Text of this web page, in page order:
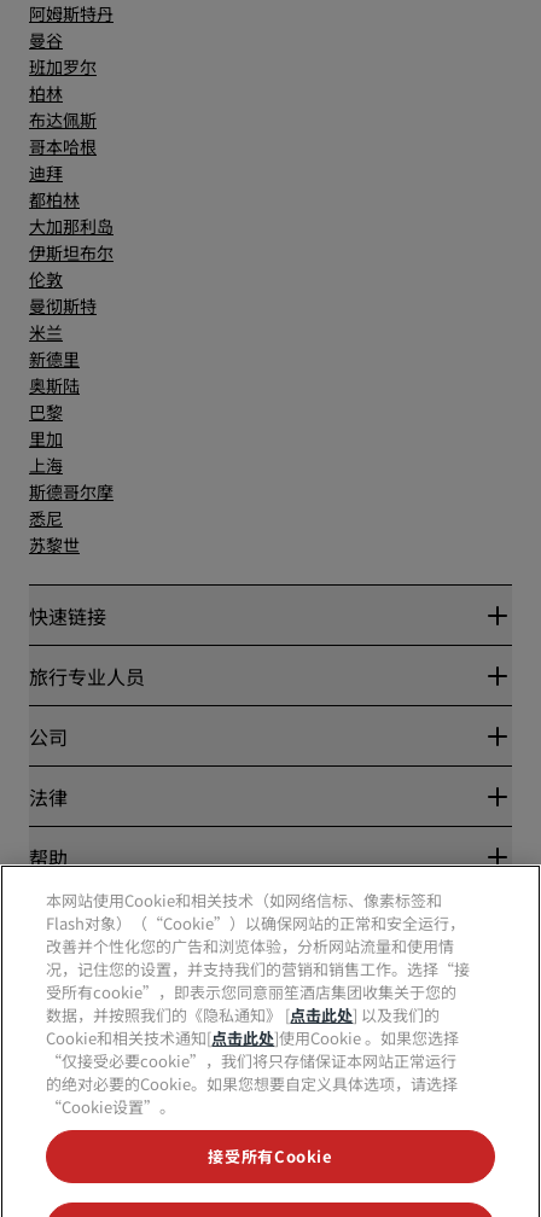
阿姆斯特丹
曼谷
班加罗尔
柏林
布达佩斯
哥本哈根
迪拜
都柏林
大加那利岛
伊斯坦布尔
伦敦
曼彻斯特
米兰
新德里
奥斯陆
巴黎
里加
上海
斯德哥尔摩
悉尼
苏黎世
快速链接
丽赏会
Blog
目的地
丽笙酒店集团APP
体育认证酒店
家庭友好型酒店
旅行专业人员
合作伙伴
公司
丽笙酒店集团
工作机会 RHG
工作机会 PPHE
工作机会 EHL
The Club by RHG
发展机会
责任经营
采购
法律
隐私中心
丽赏会条款和条件
网站使用协议
数字无障碍
现代奴隶制声明
帮助
消费者警示
联系方式
常见问题
网站地图
社交媒体
丽笙酒店集团品牌
不再错失我们最受欢迎的酒店优惠
本网站使用Cookie和相关技术（如网络信标、像素标签和
Flash对象）（“Cookie”）以确保网站的正常和安全运行，
改善并个性化您的广告和浏览体验，分析网站流量和使用情
况，记住您的设置，并支持我们的营销和销售工作。选择“接
受所有cookie”，即表示您同意丽笙酒店集团收集关于您的
数据，并按照我们的《隐私通知》 [点击此处] 以及我们的
Cookie和相关技术通知[点击此处]使用Cookie 。如果您选择
“仅接受必要cookie”，我们将只存储保证本网站正常运行
的绝对必要的Cookie。如果您想要自定义具体选项，请选择
“Cookie设置”。
接受所有Cookie